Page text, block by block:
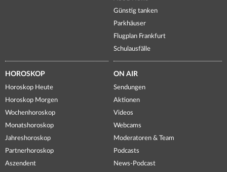
Günstig tanken
Parkhäuser
Flugplan Frankfurt
Schulausfälle
HOROSKOP
Horoskop Heute
Horoskop Morgen
Wochenhoroskop
Monatshoroskop
Jahreshoroskop
Partnerhoroskop
Aszendent
ON AIR
Sendungen
Aktionen
Videos
Webcams
Moderatoren & Team
Podcasts
News-Podcast